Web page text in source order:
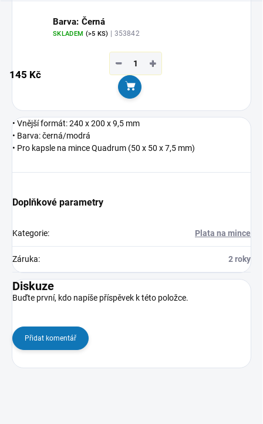
Barva: Černá
SKLADEM (>5 KS) | 353842
145 Kč
+
−
Do košíku
• Vnější formát: 240 x 200 x 9,5 mm
• Barva: černá/modrá
• Pro kapsle na mince Quadrum (50 x 50 x 7,5 mm)
Doplňkové parametry
Kategorie: Plata na mince
Záruka: 2 roky
Diskuze
Buďte první, kdo napíše příspěvek k této položce.
Přidat komentář